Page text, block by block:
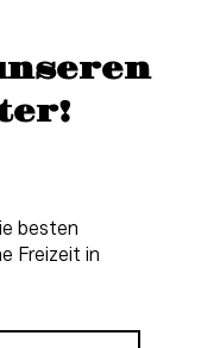
besten
Freizeit in